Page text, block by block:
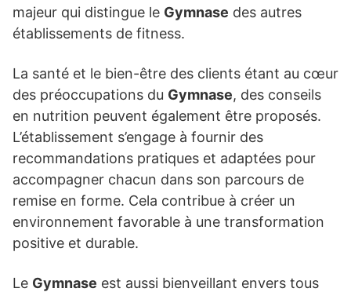
majeur qui distingue le Gymnase des autres
établissements de fitness.
La santé et le bien-être des clients étant au cœur
des préoccupations du Gymnase, des conseils
en nutrition peuvent également être proposés.
L’établissement s’engage à fournir des
recommandations pratiques et adaptées pour
accompagner chacun dans son parcours de
remise en forme. Cela contribue à créer un
environnement favorable à une transformation
positive et durable.
Le Gymnase est aussi bienveillant envers tous